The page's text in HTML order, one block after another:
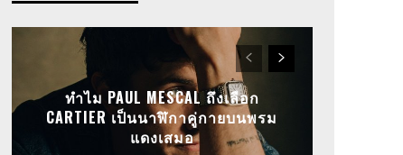
ทำไม PAUL MESCAL ถึงเลือก
CARTIER เป็นนาฬิกาคู่กายบนพรม
แดงเสมอ